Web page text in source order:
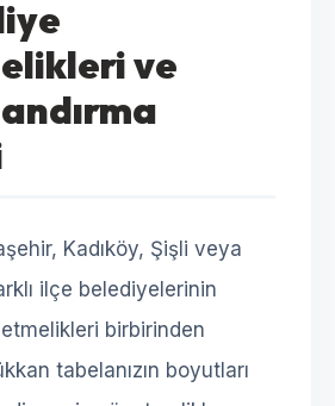
ve
Kadıköy, Şişli veya
ilçe belediyelerinin
birbirinden
tabelanızın boyutları